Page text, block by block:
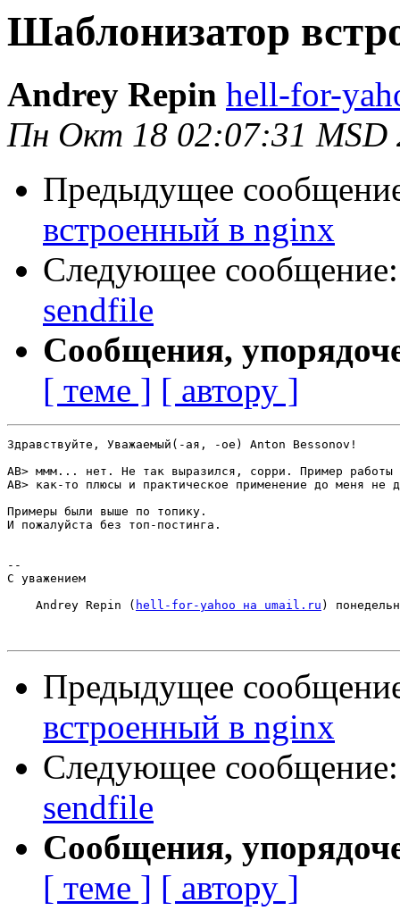
Шаблонизатор
Andrey Repin hell-for-
Пн Окт 18 02:07:31 MSD
Предыдущее
встроенный в nginx
Следующее
sendfile
Сообщения,
[ теме ] [ автору ]
Здравствуйте, Уважаемый(-ая, -ое) Anton Bessonov!
AB> ммм... нет. Не так выразился, сорри. Пример
AB> как-то плюсы и практическое применение до меня не
Примеры были выше по топику.
И пожалуйста без топ-постинга.
--
С уважением
    Andrey Repin (
hell-for-yahoo на umail.ru )
Предыдущее
встроенный в nginx
Следующее
sendfile
Сообщения,
[ теме ] [ автору ]